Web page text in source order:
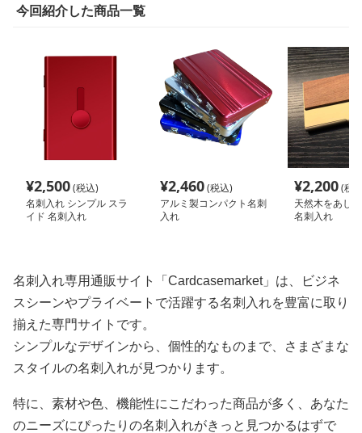
今回紹介した商品一覧
¥2,500(税込)
名刺入れ シンプル スラ
イド 名刺入れ
¥2,460(税込)
アルミ製コンパクト名刺
入れ
¥2,200(税
天然木をあし
名刺入れ
名刺入れ専用通販サイト「Cardcasemarket」は、ビジネ
スシーンやプライベートで活躍する名刺入れを豊富に取り
揃えた専門サイトです。
シンプルなデザインから、個性的なものまで、さまざまな
スタイルの名刺入れが見つかります。
特に、素材や色、機能性にこだわった商品が多く、あなた
のニーズにぴったりの名刺入れがきっと見つかるはずで